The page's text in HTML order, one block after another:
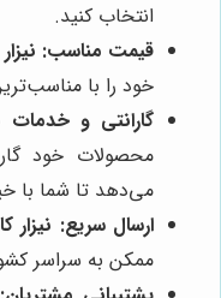
انتخاب کنید.
قیمت مناسب:
خود را با
گارانتی و
محصولات خود
می‌دهد تا شما با
ارسال سریع: نیزار
ممکن به سراسر